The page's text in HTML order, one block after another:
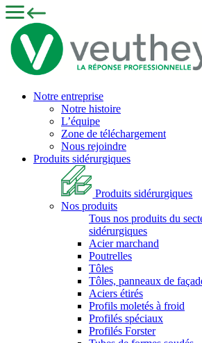
Notre entreprise
Notre histoire
L’équipe
Zone de téléchargement
Nous rejoindre
Produits sidérurgiques
Produits sidérurgiques
Nos produits
Tous nos produits du
sidérurgiques
Acier marchand
Poutrelles
Tôles
Tôles, panneaux de
Aciers étirés
Profils moletés à froid
Profilés spéciaux
Profilés Forster